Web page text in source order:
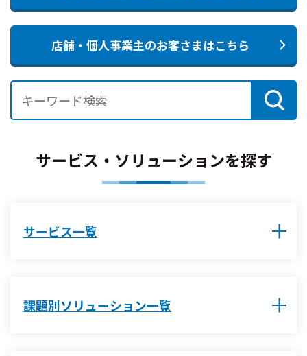
店舗・個人事業主のお客さまはこちら
サービス・ソリューションを探す
サービス一覧
課題別ソリューション一覧